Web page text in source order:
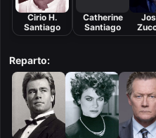
Cirio H.
Santiago
Catherine
Santiago
Reparto: